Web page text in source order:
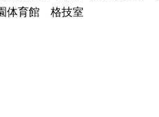
体育館 格技室